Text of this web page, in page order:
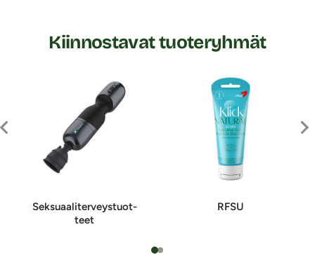
Kiinnostavat tuoteryhmät
Sek­suaa­li­ter­veys­tuot­
teet
RFSU